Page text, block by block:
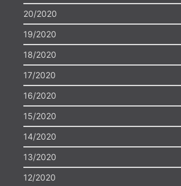
20/2020
19/2020
18/2020
17/2020
16/2020
15/2020
14/2020
13/2020
12/2020